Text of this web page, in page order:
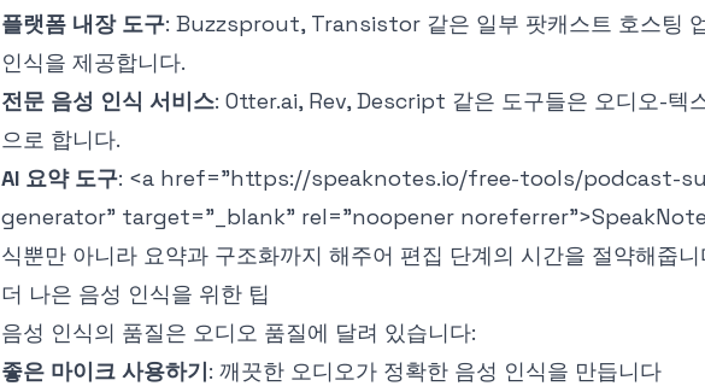
플랫폼 내장 도구: Buzzsprout, Transistor 같은 일부 팟캐스트 호스팅
인식을 제공합니다.
전문 음성 인식 서비스: Otter.ai, Rev, Descript 같은 도구들은 오디오-텍
으로 합니다.
AI 요약 도구: <a href="https://speaknotes.io/free-tools/podcast-
generator" target="_blank" rel="noopener noreferrer">
식뿐만 아니라 요약과 구조화까지 해주어 편집 단계의 시간을 절약해줍니
더 나은 음성 인식을 위한 팁
음성 인식의 품질은 오디오 품질에 달려 있습니다:
좋은 마이크 사용하기: 깨끗한 오디오가 정확한 음성 인식을 만듭니다